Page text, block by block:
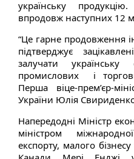
українську
впродовж наступних 12
“Це гарне продовження
підтверджує
залучати
промислових і
Перша віце-прем’єр-
України Юлія
Напередодні Міністр
міністром
експорту, малого